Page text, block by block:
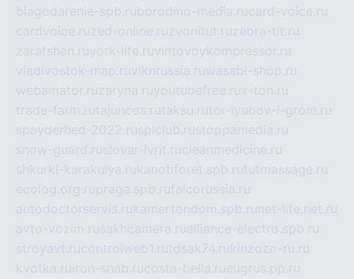
blagodarenie-spb.ruborodino-media.rucard-voice.ru
cardvoice.ruzed-online.ruzvonitut.ruzebra-tlt.ru
zarafshan.ruyork-life.ruvintovoykompressor.ru
vladivostok-map.ruvlknrussia.ruwasabi-shop.ru
webamator.ruzaryna.ruyoutubefree.rux-ton.ru
trade-farm.rutajuncos.rutaksu.rutor-lyubov-i-grom.ru
spayderhed-2022.rusplclub.rustoppamedia.ru
snow-guard.ruslovar-ivrit.rucleanmedicine.ru
shkurki-karakulya.rukanotiforet.spb.rututmassage.ru
ecolog.org.rupraga.spb.rufalcorussia.ru
autodoctorservis.rukamertondom.spb.ru net-life.net.ru
avto-vozim.rusakhcamera.rualliance-electro.spb.ru
stroyavt.rucontrolweb1.rutdsak74.rukinzozo-ru.ru
kvotka.ru iron-snab.rucosta-bella.rueugrus.pp.ru